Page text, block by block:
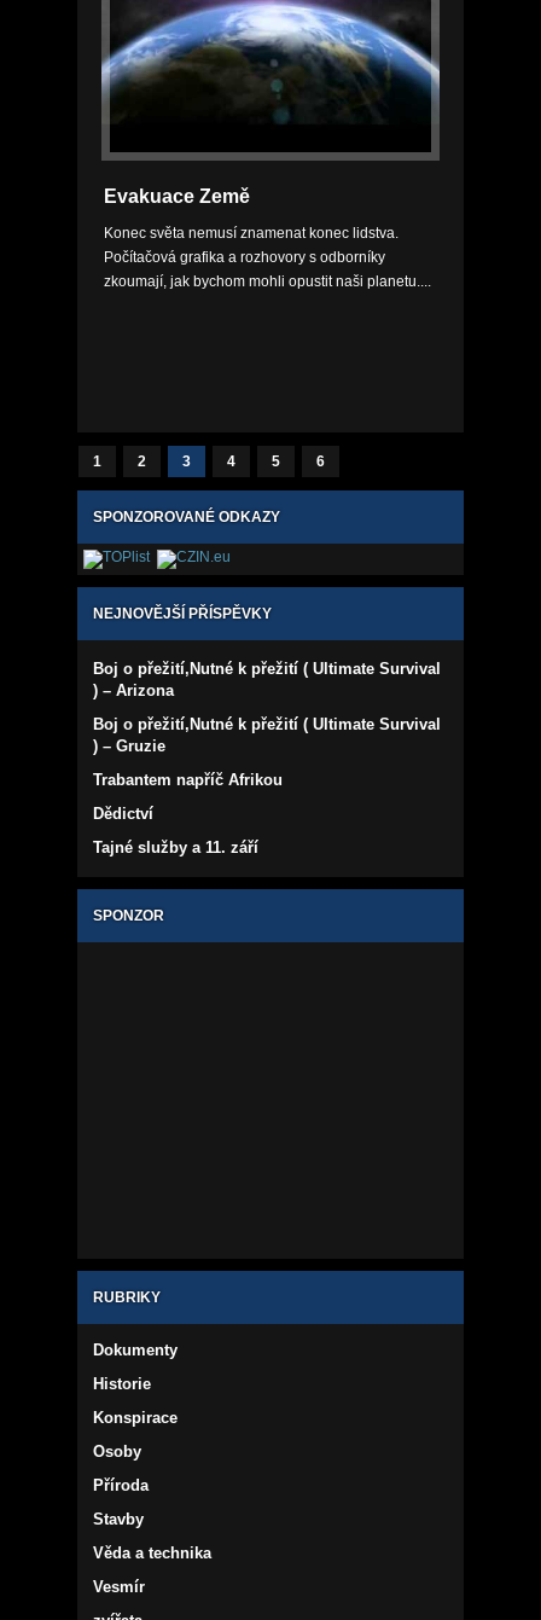
Evakuace Země
Konec světa nemusí znamenat konec lidstva.
Počítačová grafika a rozhovory s odborníky
zkoumají, jak bychom mohli opustit naši planetu....
1 2 3 4 5 6
SPONZOROVANÉ ODKAZY
NEJNOVĚJŠÍ PŘÍSPĚVKY
Boj o přežití,Nutné k přežití ( Ultimate Survival
) – Arizona
Boj o přežití,Nutné k přežití ( Ultimate Survival
) – Gruzie
Trabantem napříč Afrikou
Dědictví
Tajné služby a 11. září
SPONZOR
RUBRIKY
Dokumenty
Historie
Konspirace
Osoby
Příroda
Stavby
Věda a technika
Vesmír